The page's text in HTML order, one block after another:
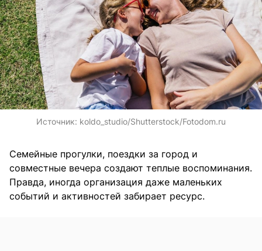
Источник: koldo_studio/Shutterstock/Fotodom.ru
Семейные прогулки, поездки за город и
совместные вечера создают теплые воспоминания.
Правда, иногда организация даже маленьких
событий и активностей забирает ресурс.